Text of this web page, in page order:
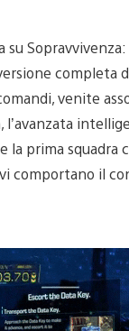
su
completa
venite
l’avanzata
la prima
comportano il